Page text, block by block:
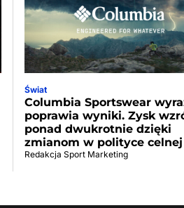
Świat
Columbia Sportswear
poprawia wyniki. Zysk
ponad dwukrotnie dzięki
zmianom w polityce celnej
Redakcja Sport Marketing